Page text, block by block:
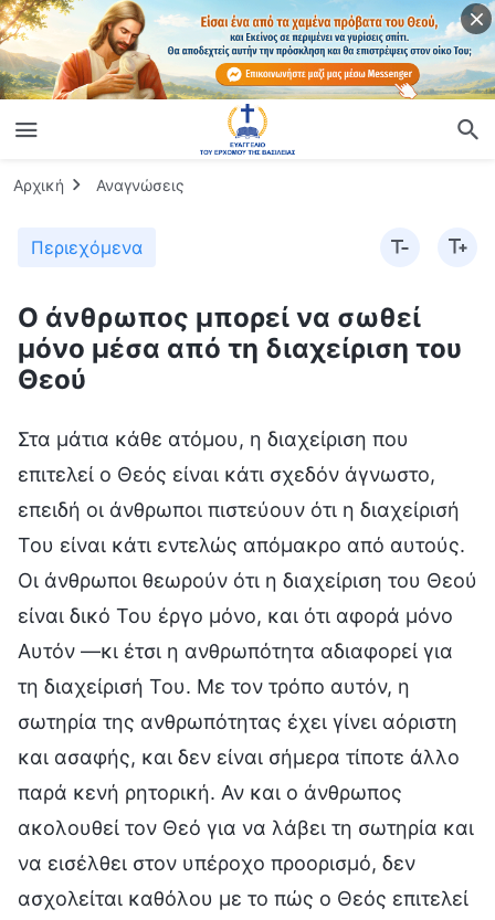
Αρχική Αναγνώσεις
Περιεχόμενα
Ο άνθρωπος μπορεί να σωθεί
μόνο μέσα από τη διαχείριση του
Θεού
Στα μάτια κάθε ατόμου, η διαχείριση που
επιτελεί ο Θεός είναι κάτι σχεδόν άγνωστο,
επειδή οι άνθρωποι πιστεύουν ότι η διαχείρισή
Του είναι κάτι εντελώς απόμακρο από αυτούς.
Οι άνθρωποι θεωρούν ότι η διαχείριση του Θεού
είναι δικό Του έργο μόνο, και ότι αφορά μόνο
Αυτόν —κι έτσι η ανθρωπότητα αδιαφορεί για
τη διαχείρισή Του. Με τον τρόπο αυτόν, η
σωτηρία της ανθρωπότητας έχει γίνει αόριστη
και ασαφής, και δεν είναι σήμερα τίποτε άλλο
παρά κενή ρητορική. Αν και ο άνθρωπος
ακολουθεί τον Θεό για να λάβει τη σωτηρία και
να εισέλθει στον υπέροχο προορισμό, δεν
ασχολείται καθόλου με το πώς ο Θεός επιτελεί